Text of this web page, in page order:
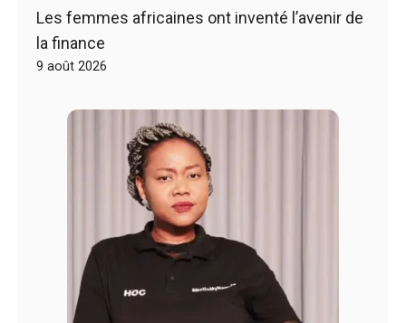
Les femmes africaines ont inventé l’avenir de
la finance
9 août 2026